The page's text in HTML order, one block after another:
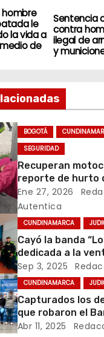
Sentencia
contra
ilegal de
y
hombre
le
la vida a
de
BOGOTÁ
SEGURIDAD
Recuperan
reporte de hurto
operativo de
Rafael Uribe Uribe
Ene 27, 2026
Autentica
CUNDINAMARCA
Cayó la banda
dedicada a la
estupefacientes
Anapoima
Sep 3, 2025
CUNDINAMARCA
Capturados los
que robaron el
El Colegio,
Abr 11, 2025